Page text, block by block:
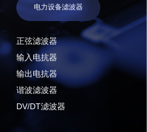
电力设备滤波器
正弦滤波器
输入电抗器
输出电抗器
谐波滤波器
DV/DT滤波器